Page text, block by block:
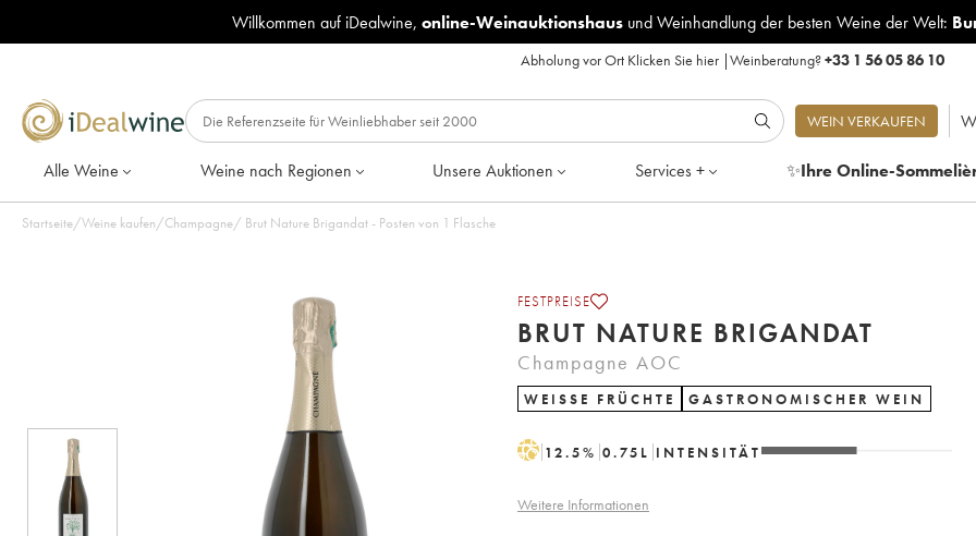
Willkommen auf iDealwine, online-Weinauktionshausund Weinhandlung der besten Weine der Welt:
Abholung vor Ort Klicken Sie hier|Weinberatung?+33 1 56 05 86 10
WEIN VERKAUFEN
Alle Weine Weine nach Regionen Unsere Auktionen Services + ✨Ihre Online-
Startseite/Weine kaufen/Champagne/ Brut Nature Brigandat - Posten von 1 Flasche
FESTPREISE
BRUT NATURE BRIGANDAT
Champagne AOC
WEISSE FRÜCHTE GASTRONOMISCHER WEIN
H 12.5% 0.75 L INTENSITÄT
Weitere Informationen